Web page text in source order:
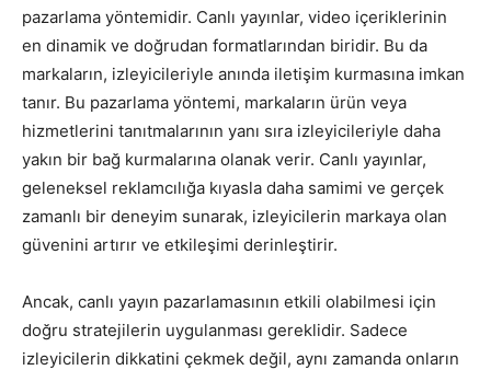
SEO,
SEM,
ASO,
Tasarım,
pazarlama yöntemidir. Canlı yayınlar, video içeriklerinin
en dinamik ve doğrudan formatlarından biridir. Bu da
markaların, izleyicileriyle anında iletişim kurmasına imkan
tanır. Bu pazarlama yöntemi, markaların ürün veya
hizmetlerini tanıtmalarının yanı sıra izleyicileriyle daha
yakın bir bağ kurmalarına olanak verir. Canlı yayınlar,
geleneksel reklamcılığa kıyasla daha samimi ve gerçek
zamanlı bir deneyim sunarak, izleyicilerin markaya olan
güvenini artırır ve etkileşimi derinleştirir.
Ancak, canlı yayın pazarlamasının etkili olabilmesi için
doğru stratejilerin uygulanması gereklidir. Sadece
izleyicilerin dikkatini çekmek değil, aynı zamanda onların